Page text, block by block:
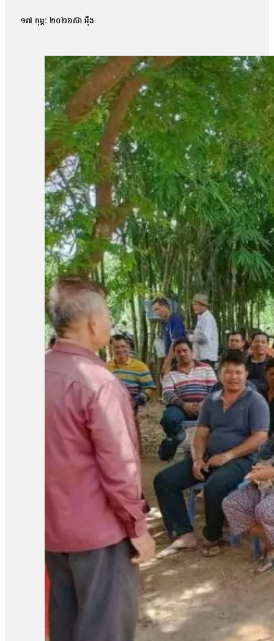
កាណាត់នេះមានទាំងជនជាតិដើមភាគតិច និងខ្មែរផង ដែលអាស្រ័យ
ពលរដ្ឋដែលកំពុងរងគ្រោះ ដែលត្រូវបានគេចោទថារំលោពបំពានដីឯ
វី បានគូសផែនទីសម្រាប់ចេញប្លង់កម្មសិទ្ធឯកជន។ លោកថា ដីចម្ការរបស់
បានសាងសង់ស្ពានឆ្លងកាត់អូរ ដើម្បីឆ្លងកាត់ តែលោកថា ស្ពាននោះត្
ស្កាវ៉ាទ័រមកឈូសឆាយសារជាថ្មី។ លោកសល់ យ៉ែស និយាយថា៖ «ខ្ញុំមា
ឲ្យបាន។ ខ្ញុំចាស់ហើយ។ បន្ទោសពួកខ្ញុំអត់ត្រូវទេ។ មិនមែនពួកខ្ញុំមិ
ទេ ពេលទាក់ទងតាមទូរស័ព្ទ។ បើតាមលិខិតមួយដែលប្រជាកាសែ
ចំនួន៣៧០ ហិកតា ស្ថិតនៅភូមិកាណាត់ ឃុំតាឡាវ ស្រុកអណ្តូងមាស ខេ
ពលរដ្ឋទាំង២៥ គ្រួសារធ្លាប់បានដាក់សំណើរឲ្យជួយដោះស្រាយលើករ
យ៉ាងម៉ិច។ យើងបានបញ្ជូនទៅស្រុកហើយ។ យើងក៏មិនទាន់ដឹងម៉ិចដែរ។
សំណើរសូមដោះស្រាយទំនាស់ដីធ្លីពីប្រជាពលរដ្ឋជាផ្លូវការតាមរយ
ADHOC បារម្ភពីករណីហឹង្សារវាងប្រជាពលរដ្ឋ និងអាជ្ញាធរ ប្រសិ
វិធី។ លោកលើកឡើងថា៖ «បញ្ហានេះវាស្ថិតក្នុងភាពមិនច្បាស់ល
បន្ថែមថា៖ «យើងស្នើរសូមដល់អាជ្ញាធរខេត្ត គឺធ្វើការពិនិត្យលើប
កម្មការសុរិយោដី។ យើងមានការដោះស្រាយក្រៅប្រព័ន្ធតុលាការដែល
១៧ កុម្ភៈ ២០២៦ស៊ា អុឺង